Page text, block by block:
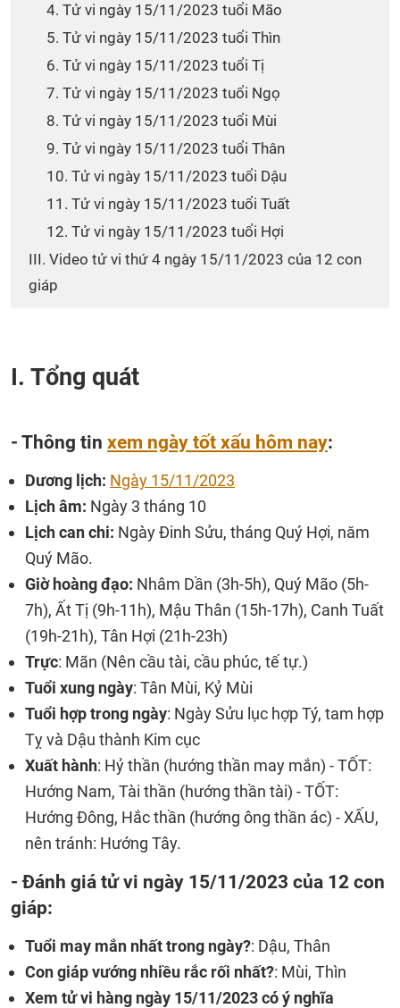
4. Tử vi ngày 15/11/2023 tuổi Mão
5. Tử vi ngày 15/11/2023 tuổi Thìn
6. Tử vi ngày 15/11/2023 tuổi Tị
7. Tử vi ngày 15/11/2023 tuổi Ngọ
8. Tử vi ngày 15/11/2023 tuổi Mùi
9. Tử vi ngày 15/11/2023 tuổi Thân
10. Tử vi ngày 15/11/2023 tuổi Dậu
11. Tử vi ngày 15/11/2023 tuổi Tuất
12. Tử vi ngày 15/11/2023 tuổi Hợi
III. Video tử vi thứ 4 ngày 15/11/2023 của 12 con
giáp
I. Tổng quát
- Thông tin xem ngày tốt xấu hôm nay:
Dương lịch: Ngày 15/11/2023
Lịch âm: Ngày 3 tháng 10
Lịch can chi: Ngày Đinh Sửu, tháng Quý Hợi, năm
Quý Mão.
Giờ hoàng đạo: Nhâm Dần (3h-5h), Quý Mão (5h-
7h), Ất Tị (9h-11h), Mậu Thân (15h-17h), Canh Tuất
(19h-21h), Tân Hợi (21h-23h)
Trực: Mãn (Nên cầu tài, cầu phúc, tế tự.)
Tuổi xung ngày: Tân Mùi, Kỷ Mùi
Tuổi hợp trong ngày: Ngày Sửu lục hợp Tý, tam hợp
Tỵ và Dậu thành Kim cục
Xuất hành: Hỷ thần (hướng thần may mắn) - TỐT:
Hướng Nam, Tài thần (hướng thần tài) - TỐT:
Hướng Đông, Hắc thần (hướng ông thần ác) - XẤU,
nên tránh: Hướng Tây.
- Đánh giá tử vi ngày 15/11/2023 của 12 con
giáp:
Tuổi may mắn nhất trong ngày?: Dậu, Thân
Con giáp vướng nhiều rắc rối nhất?: Mùi, Thìn
Xem tử vi hàng ngày 15/11/2023 có ý nghĩa